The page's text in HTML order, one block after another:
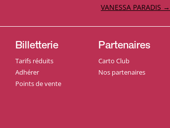
VANESSA PARADIS →
Billetterie
Tarifs réduits
Adhérer
Points de vente
Partenaires
Carto Club
Nos partenaires